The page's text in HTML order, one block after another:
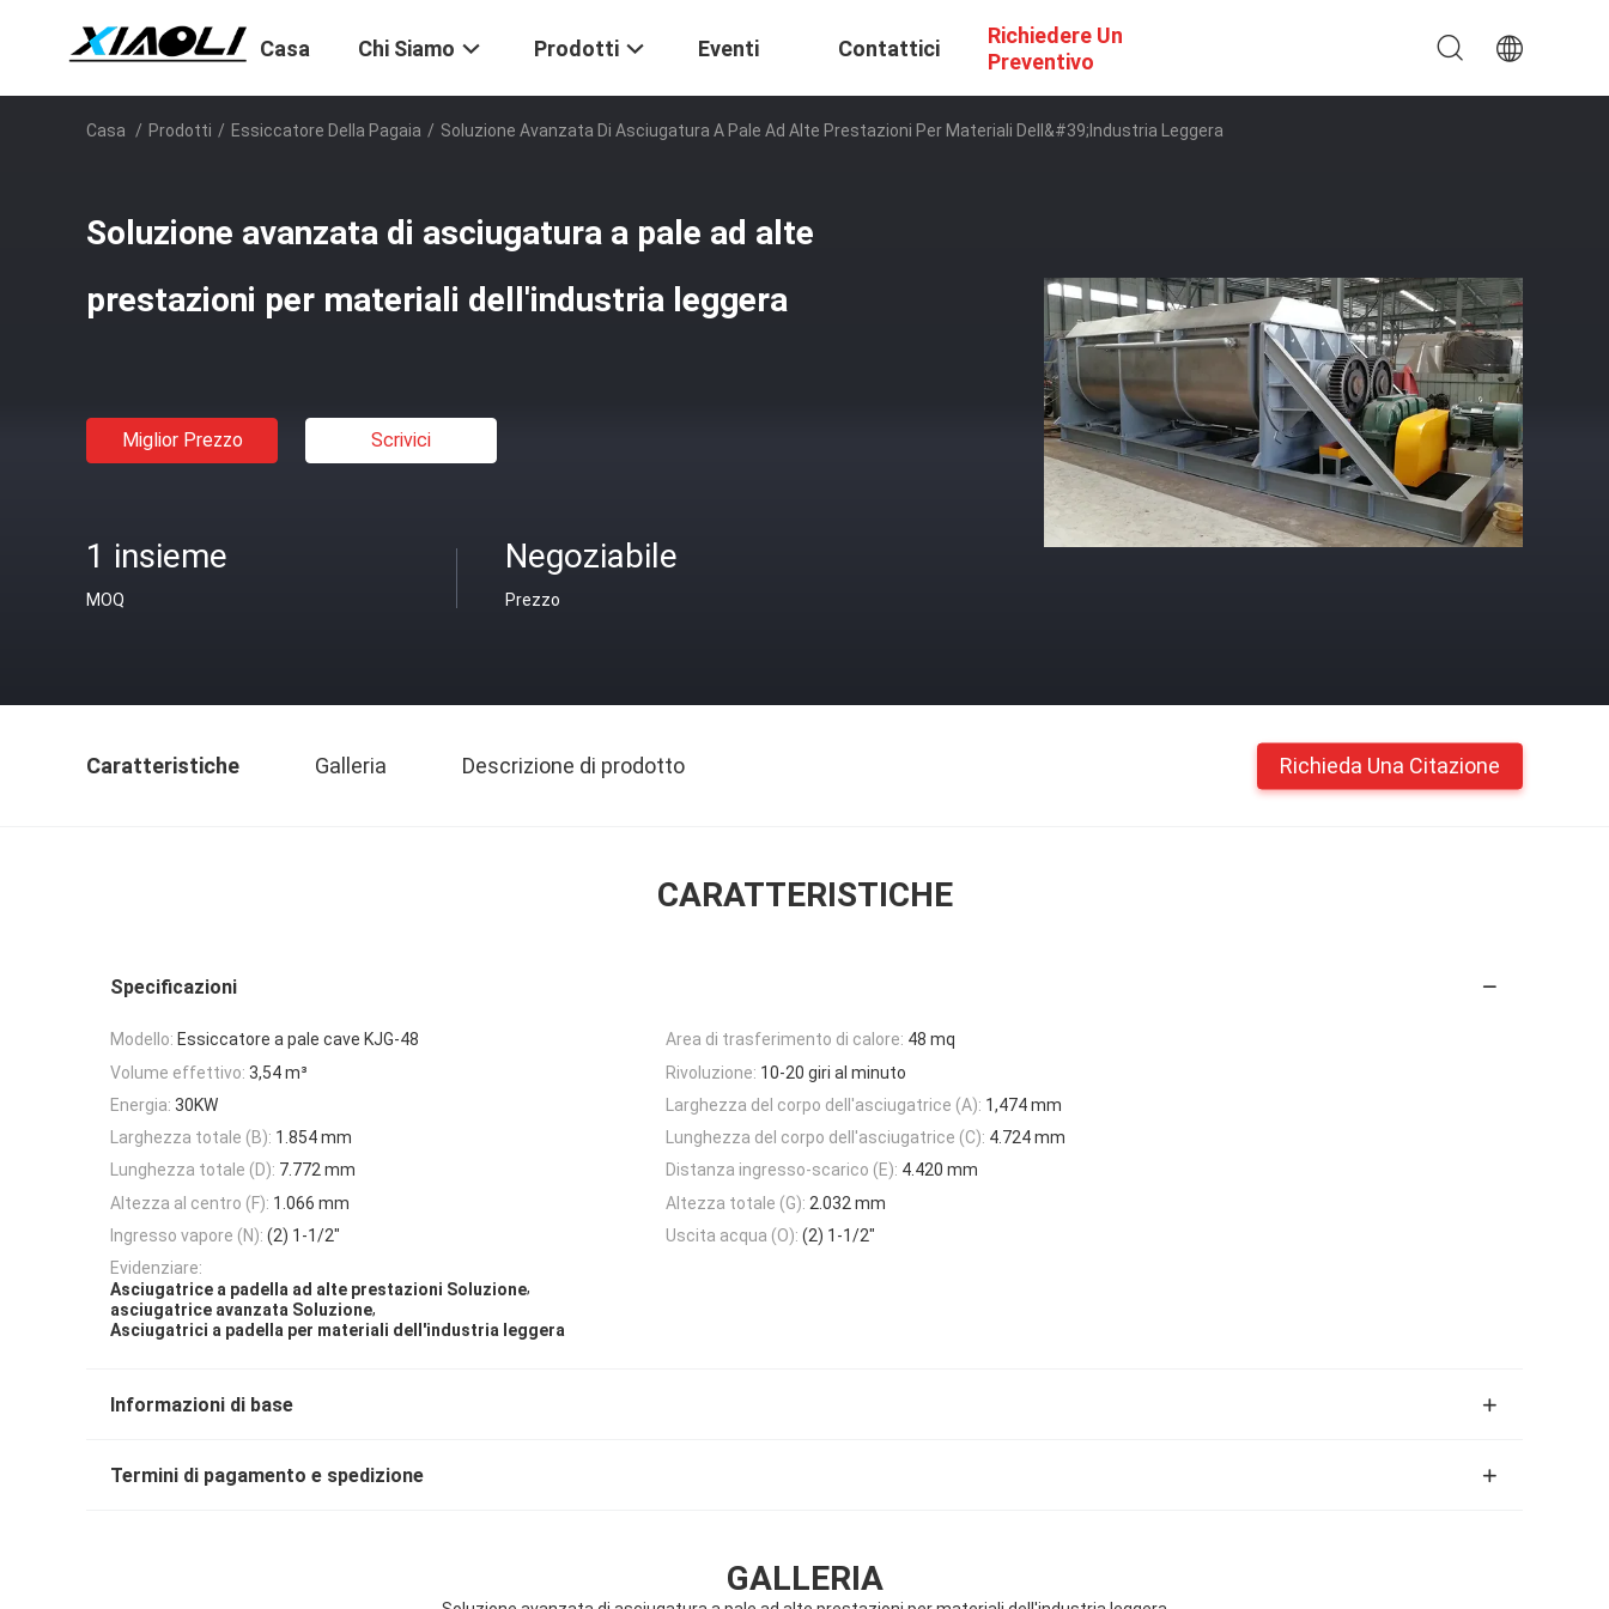
Casa Chi Siamo Prodotti Eventi Contattici
Richiedere Un
Preventivo
Casa / Prodotti / Essiccatore Della Pagaia / Soluzione Avanzata Di Asciugatura A Pale Ad Alte Prestazioni Per Materiali Dell&#39;industria Leggera
Soluzione avanzata di asciugatura a pale ad alte
prestazioni per materiali dell'industria leggera
Miglior Prezzo Scrivici
1 insieme
MOQ
Negoziabile
Prezzo
Caratteristiche Galleria Descrizione di prodotto Richieda Una Citazione
CARATTERISTICHE
Specificazioni
Modello: Essiccatore a pale cave KJG-48 Area di trasferimento di calore: 48 mq
Volume effettivo: 3,54 m³ Rivoluzione: 10-20 giri al minuto
Energia: 30KW Larghezza del corpo dell'asciugatrice (A): 1,474 mm
Larghezza totale (B): 1.854 mm Lunghezza del corpo dell'asciugatrice (C): 4.724 mm
Lunghezza totale (D): 7.772 mm Distanza ingresso-scarico (E): 4.420 mm
Altezza al centro (F): 1.066 mm Altezza totale (G): 2.032 mm
Ingresso vapore (N): (2) 1-1/2" Uscita acqua (O): (2) 1-1/2"
Evidenziare:
Asciugatrice a padella ad alte prestazioni Soluzione,
asciugatrice avanzata Soluzione,
Asciugatrici a padella per materiali dell'industria leggera
Informazioni di base
Termini di pagamento e spedizione
GALLERIA